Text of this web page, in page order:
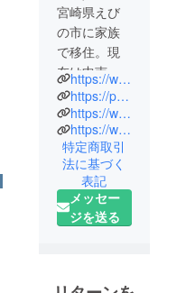
宮崎県えび
の市に家族
で移住。現
在は中南米
雑貨を扱う
オンライン
ショップ
「PACHAMA
MA」を運営
する傍ら、
YouTube
チャンネル
https://www.youtube.com/channel/UCt5Ky_hQi5ETo0G9GjMZD2A
https://pachamama-ebino.stores.jp/
https://www.instagram.com/nacho7016/?hl=ja
https://www.facebook.com/profile.php?id=100083242926611
特定商取引
法に基づく
表記
メッセー
ジを送る